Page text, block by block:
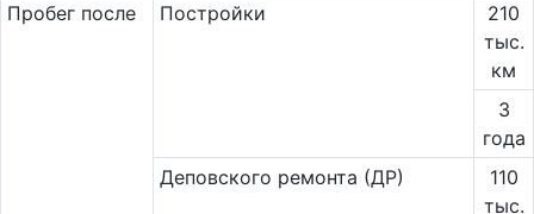
Пробег после Постройки
210
тыс.
км
3
года
Деповского ремонта (ДР)
110
тыс.